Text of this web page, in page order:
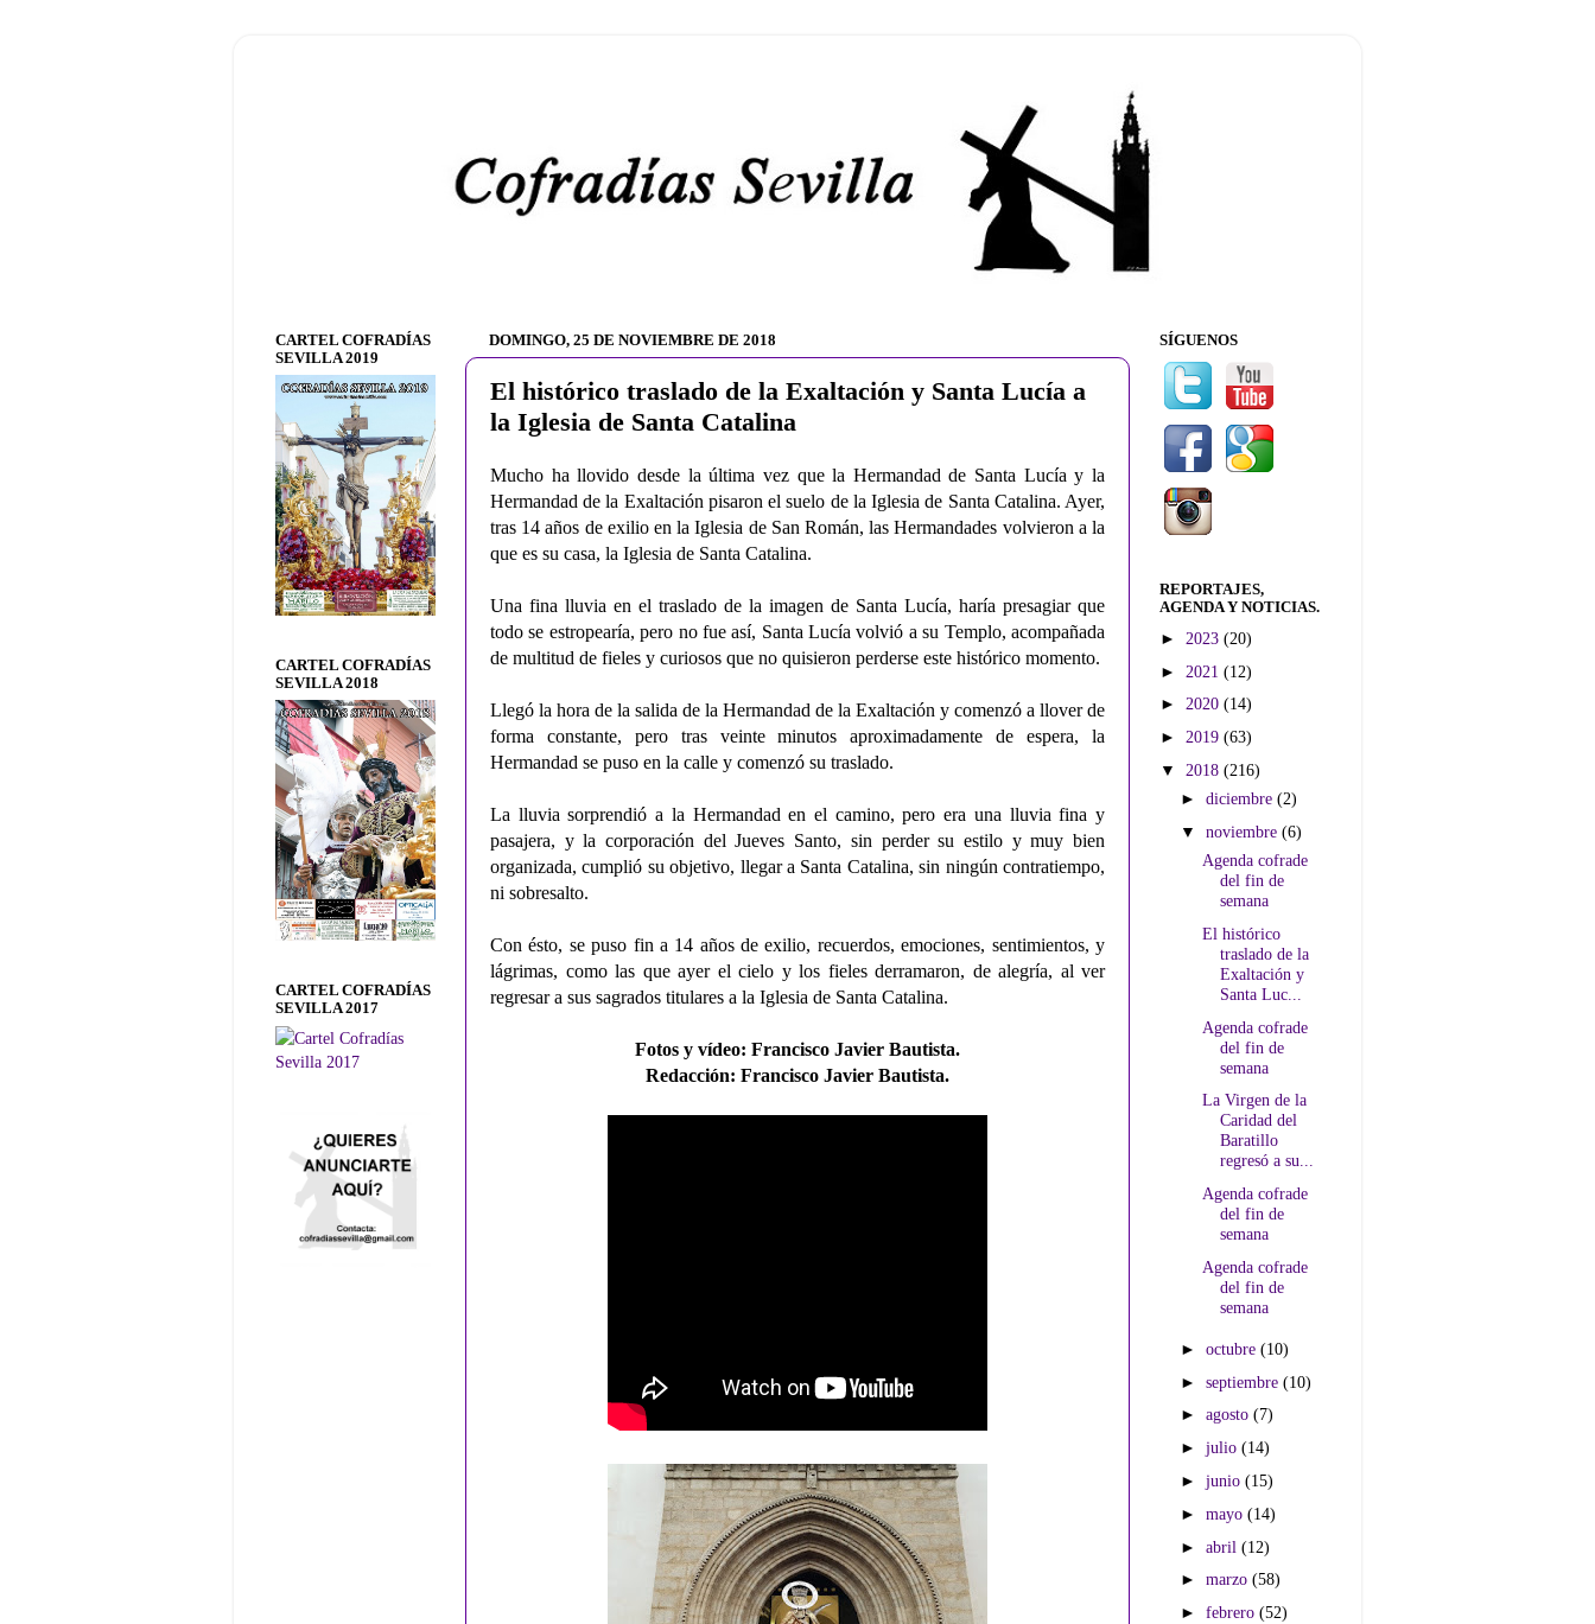
DOMINGO, 25 DE NOVIEMBRE DE 2018
El histórico traslado de la Exaltación y Santa Lucía a
la Iglesia de Santa Catalina
Mucho ha llovido desde la última vez que la Hermandad de Santa Lucía y la
Hermandad de la Exaltación pisaron el suelo de la Iglesia de Santa Catalina. Ayer,
tras 14 años de exilio en la Iglesia de San Román, las Hermandades volvieron a la
que es su casa, la Iglesia de Santa Catalina.
Una fina lluvia en el traslado de la imagen de Santa Lucía, haría presagiar que
todo se estropearía, pero no fue así, Santa Lucía volvió a su Templo, acompañada
de multitud de fieles y curiosos que no quisieron perderse este histórico momento.
Llegó la hora de la salida de la Hermandad de la Exaltación y comenzó a llover de
forma constante, pero tras veinte minutos aproximadamente de espera, la
Hermandad se puso en la calle y comenzó su traslado.
La lluvia sorprendió a la Hermandad en el camino, pero era una lluvia fina y
pasajera, y la corporación del Jueves Santo, sin perder su estilo y muy bien
organizada, cumplió su objetivo, llegar a Santa Catalina, sin ningún contratiempo,
ni sobresalto.
Con ésto, se puso fin a 14 años de exilio, recuerdos, emociones, sentimientos, y
lágrimas, como las que ayer el cielo y los fieles derramaron, de alegría, al ver
regresar a sus sagrados titulares a la Iglesia de Santa Catalina.
Fotos y vídeo: Francisco Javier Bautista.
Redacción: Francisco Javier Bautista.
CARTEL COFRADÍAS
SEVILLA 2019
CARTEL COFRADÍAS
SEVILLA 2018
CARTEL COFRADÍAS
SEVILLA 2017
SÍGUENOS
REPORTAJES,
AGENDA Y NOTICIAS.
► 2023 (20)
► 2021 (12)
► 2020 (14)
► 2019 (63)
▼ 2018 (216)
►diciembre(2)
▼noviembre(6)
Agenda cofrade
del fin de
semana
El histórico
traslado de la
Exaltación y
Santa Luc...
Agenda cofrade
del fin de
semana
La Virgen de la
Caridad del
Baratillo
regresó a su...
Agenda cofrade
del fin de
semana
Agenda cofrade
del fin de
semana
►octubre(10)
►septiembre(10)
►agosto(7)
►julio(14)
►junio(15)
►mayo(14)
►abril(12)
►marzo(58)
►febrero(52)